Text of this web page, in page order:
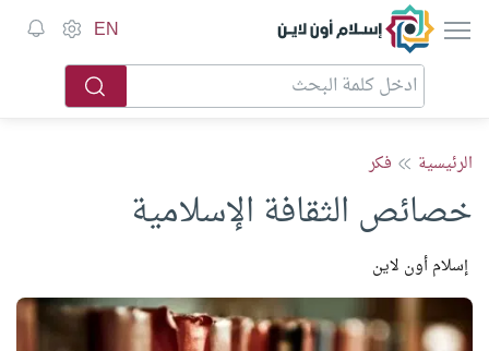
إسلام أون لاين EN
الرئيسية فكر
خصائص الثقافة الإسلامية
إسلام أون لاين